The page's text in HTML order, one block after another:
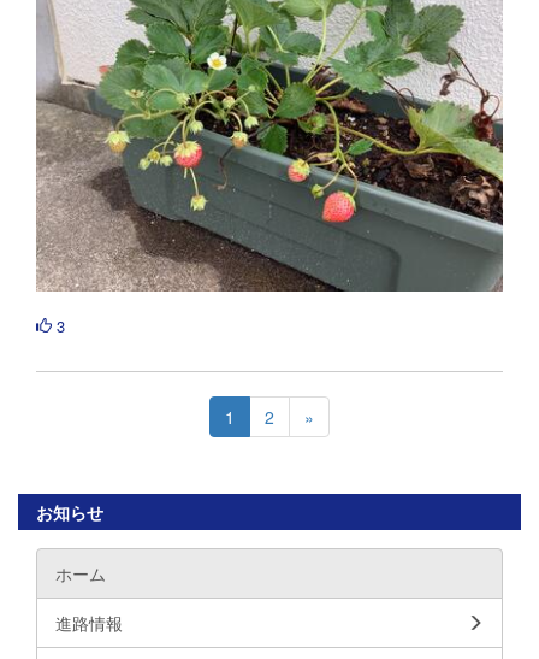
3
1 2 »
お知らせ
ホーム
進路情報